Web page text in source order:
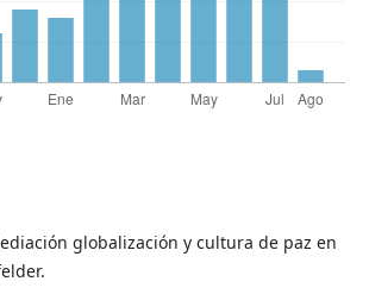
globalización y cultura de paz en